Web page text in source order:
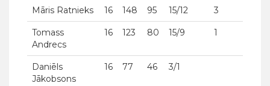
Māris Ratnieks 16 148 95 15/12 3
Tomass
Andrecs
16 123 80 15/9 1
Daniēls
Jākobsons
16 77 46 3/1